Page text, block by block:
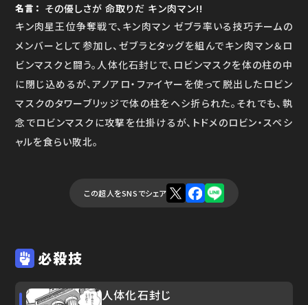
名言
その優しさが 命取りだ キン肉マン!!
キン肉星王位争奪戦で、キン肉マン ゼブラ率いる技巧チームの
メンバーとして参加し、ゼブラとタッグを組んでキン肉マン＆ロ
ビンマスクと闘う。人体化石封じで、ロビンマスクを体の柱の中
に閉じ込めるが、アノアロ・ファイヤーを使って脱出したロビン
マスクのタワーブリッジで体の柱をヘシ折られた。それでも、執
念でロビンマスクに攻撃を仕掛けるが、トドメのロビン・スペシ
ャルを食らい敗北。
この超人をSNSでシェア
必殺技
人体化石封じ